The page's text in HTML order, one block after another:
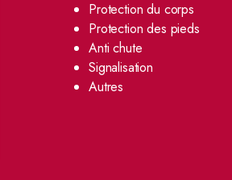
Protection du corps
Protection des pieds
Anti chute
Signalisation
Autres